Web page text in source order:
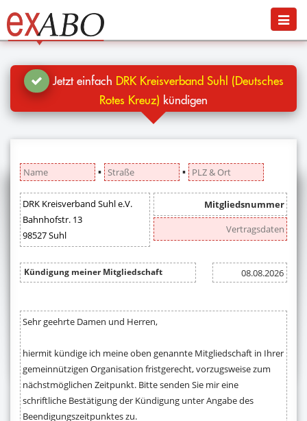
Jetzt kündigen
Blog
Anmelden
Menü
Jetzt einfach DRK Kreisverband Suhl (Deutsches
Rotes Kreuz) kündigen
▪ ▪